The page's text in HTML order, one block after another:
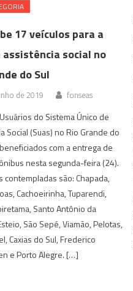
17 veículos para a
assistência social no
do Sul
de 2019 fonseas
do Sistema Único de
Social (Suas) no Rio Grande do
com a entrega de
nesta segunda-feira (24).
contempladas são: Chapada,
Cachoeirinha, Tuparendi,
Santo Antônio da
São Sepé, Viamão, Pelotas,
Caxias do Sul, Frederico
e Porto Alegre. […]